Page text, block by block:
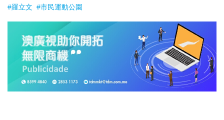
#羅立文 #市民運動公園